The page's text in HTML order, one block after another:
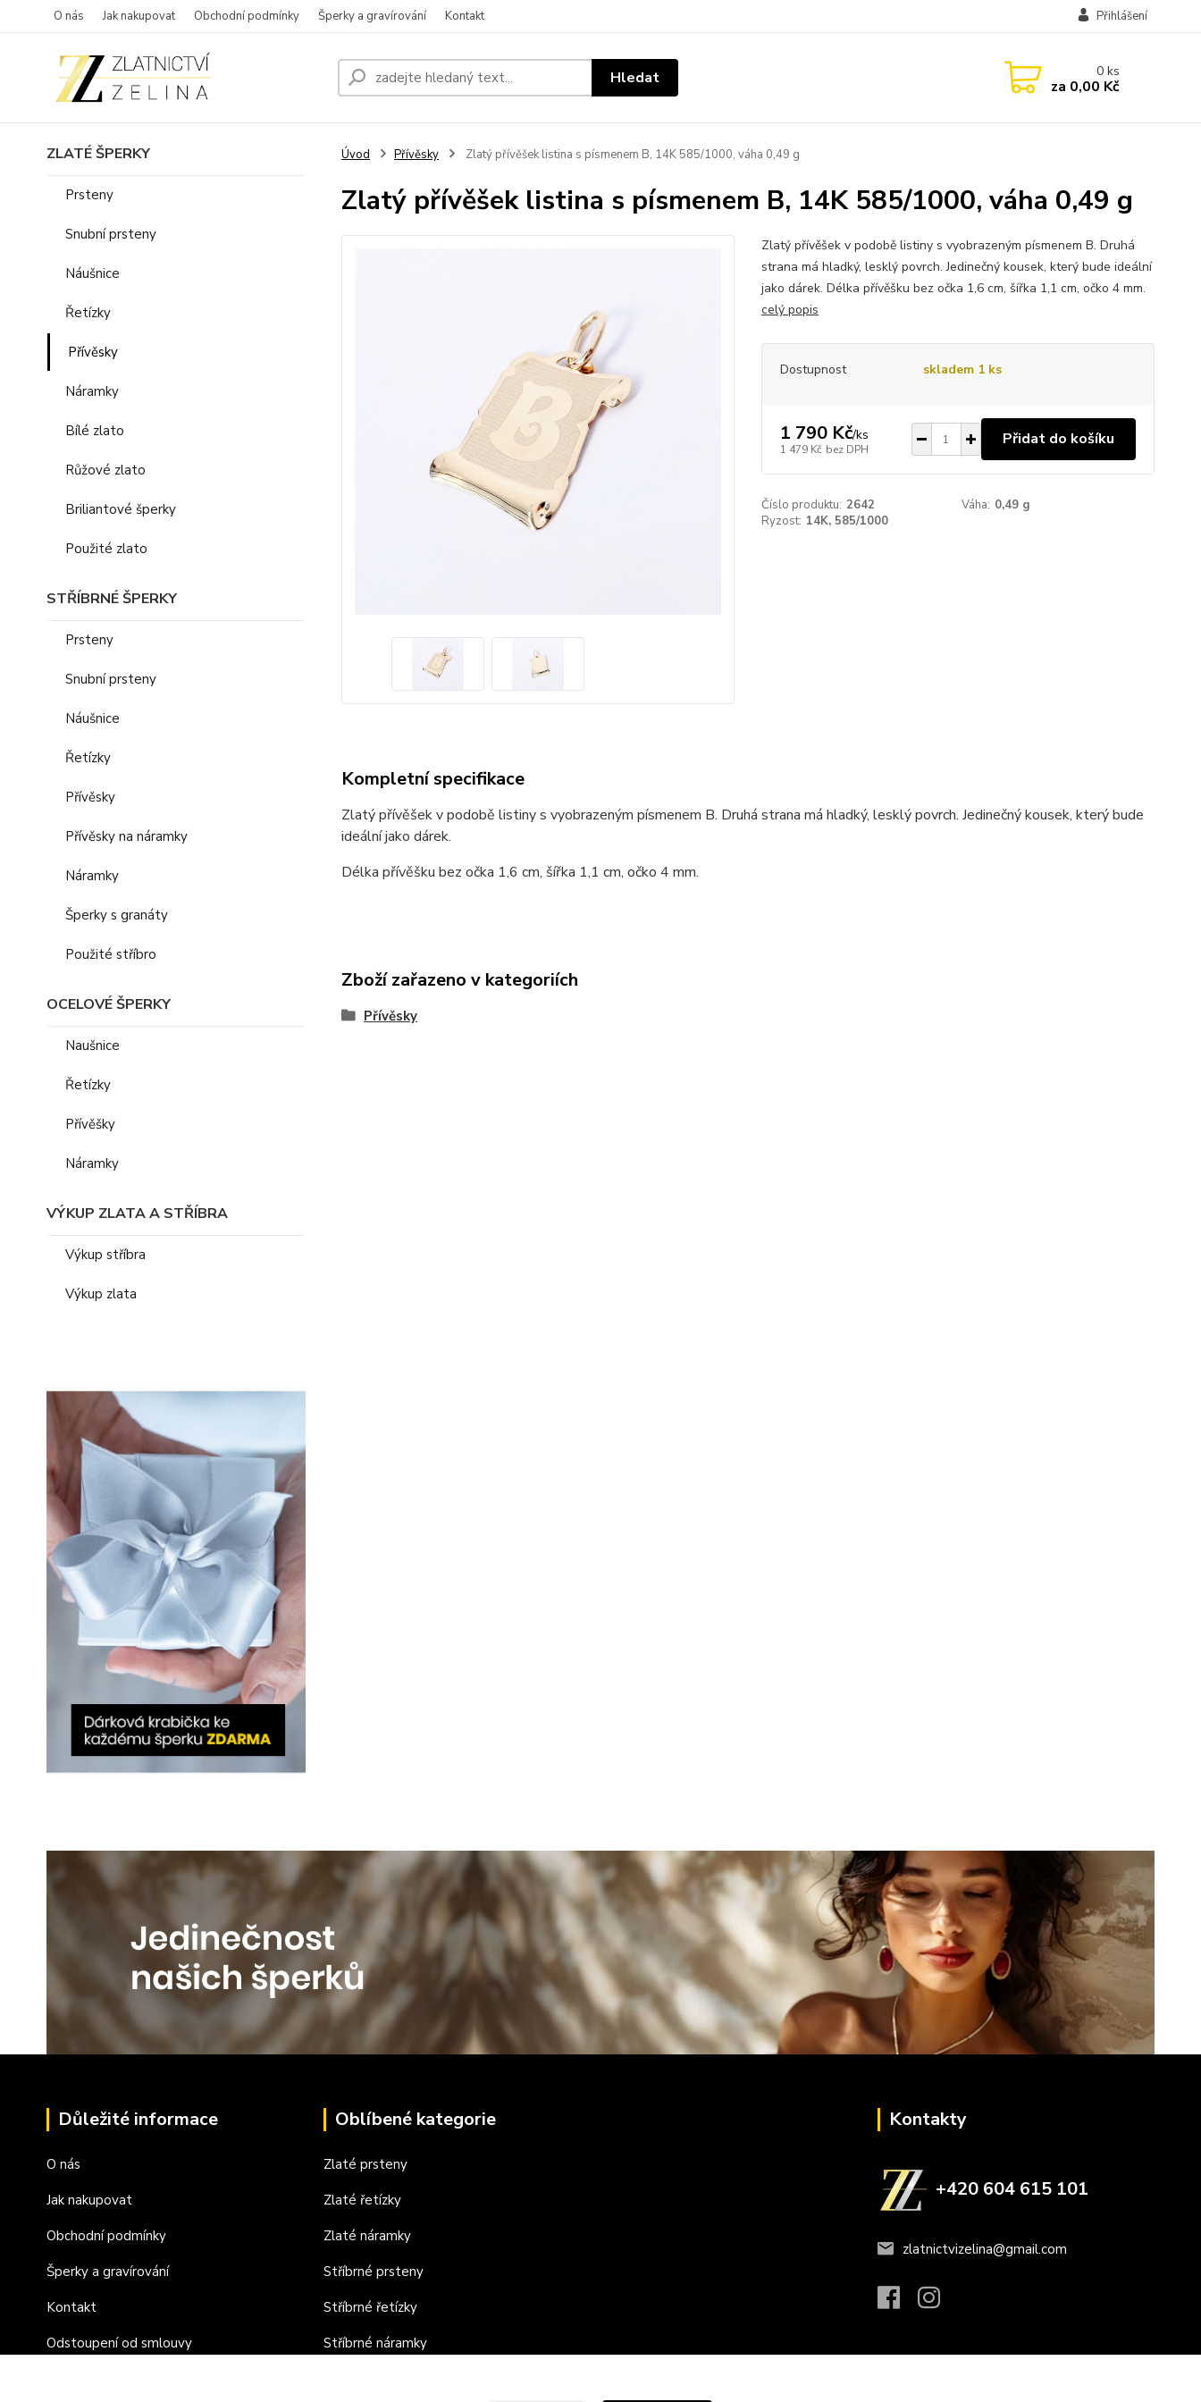
O nás Jak nakupovat Obchodní podmínky Šperky a gravírování Kontakt Přihlášení
Hledat 0ks
za 0,00 Kč
ZLATÉ ŠPERKY
Prsteny
Snubní prsteny
Náušnice
Řetízky
Přívěsky
Náramky
Bílé zlato
Růžové zlato
Briliantové šperky
Použité zlato
STŘÍBRNÉ ŠPERKY
Prsteny
Snubní prsteny
Náušnice
Řetízky
Přívěsky
Přívěsky na náramky
Náramky
Šperky s granáty
Použité stříbro
OCELOVÉ ŠPERKY
Naušnice
Řetízky
Přívěšky
Náramky
VÝKUP ZLATA A STŘÍBRA
Výkup stříbra
Výkup zlata
Úvod Přívěsky Zlatý přívěšek listina s písmenem B, 14K 585/1000, váha 0,49 g
Zlatý přívěšek listina s písmenem B, 14K 585/1000, váha 0,49 g
Zlatý přívěšek v podobě listiny s vyobrazeným písmenem B. Druhá
strana má hladký, lesklý povrch. Jedinečný kousek, který bude ideální
jako dárek. Délka přívěšku bez očka 1,6 cm, šířka 1,1 cm, očko 4 mm.
celý popis
Dostupnost skladem 1 ks
1 790 Kč/ks
1 479 Kč bez DPH
Přidat do košíku
Číslo produktu: 2642 Váha: 0,49 g
Ryzost: 14K, 585/1000
Kompletní specifikace
Zlatý přívěšek v podobě listiny s vyobrazeným písmenem B. Druhá strana má hladký, lesklý povrch. Jedinečný kousek, který bude
ideální jako dárek.
Délka přívěšku bez očka 1,6 cm, šířka 1,1 cm, očko 4 mm.
Zboží zařazeno v kategoriích
Přívěsky
Důležité informace
O nás
Jak nakupovat
Obchodní podmínky
Šperky a gravírování
Kontakt
Odstoupení od smlouvy
Oblíbené kategorie
Zlaté prsteny
Zlaté řetízky
Zlaté náramky
Stříbrné prsteny
Stříbrné řetízky
Stříbrné náramky
Kontakty
+420 604 615 101
zlatnictvizelina@gmail.com